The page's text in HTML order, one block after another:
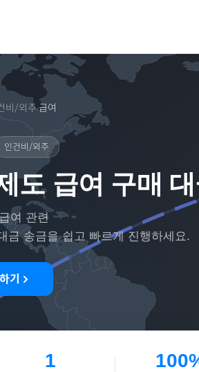
비/외주›급여
인건비/외주
도 급여 구매
여 관련
금 송금을 쉽고 빠르게 진행하세요.
기
1